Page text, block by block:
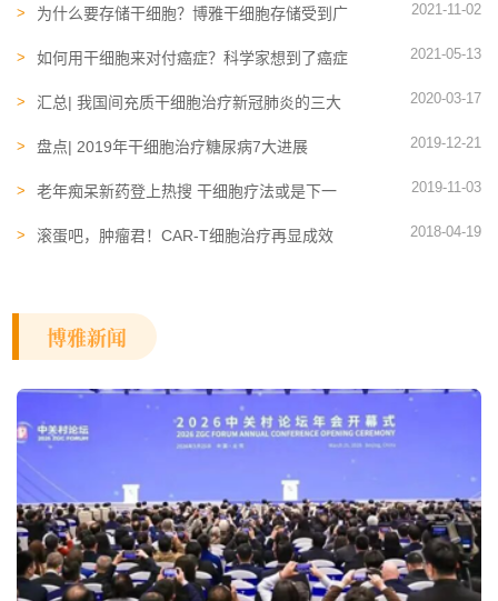
为什么要存储干细胞？博雅干细胞存储受到广
2021-11-02
如何用干细胞来对付癌症？科学家想到了癌症
2021-05-13
汇总| 我国间充质干细胞治疗新冠肺炎的三大
2020-03-17
盘点| 2019年干细胞治疗糖尿病7大进展 2019-12-21
老年痴呆新药登上热搜 干细胞疗法或是下一
2019-11-03
滚蛋吧，肿瘤君！CAR-T细胞治疗再显成效 2018-04-19
博雅新闻